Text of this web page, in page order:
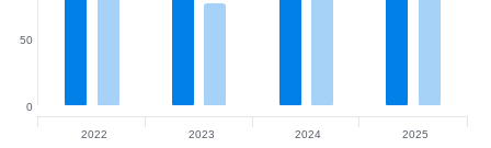
0
50
2022 2023 2024 2025
viết
của